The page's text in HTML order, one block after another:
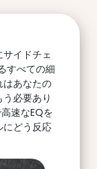
イドチェ
すべての細
はあなたの
必要あり
速なEQを
にどう反応